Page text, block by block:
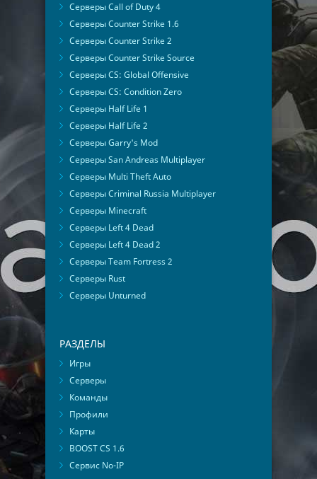
Серверы Call of Duty 4
Серверы Counter Strike 1.6
Серверы Counter Strike 2
Серверы Counter Strike Source
Серверы CS: Global Offensive
Серверы CS: Condition Zero
Серверы Half Life 1
Серверы Half Life 2
Серверы Garry's Mod
Серверы San Andreas Multiplayer
Серверы Multi Theft Auto
Серверы Criminal Russia Multiplayer
Серверы Minecraft
Серверы Left 4 Dead
Серверы Left 4 Dead 2
Серверы Team Fortress 2
Серверы Rust
Серверы Unturned
РАЗДЕЛЫ
Игры
Серверы
Команды
Профили
Карты
BOOST CS 1.6
Сервис No-IP